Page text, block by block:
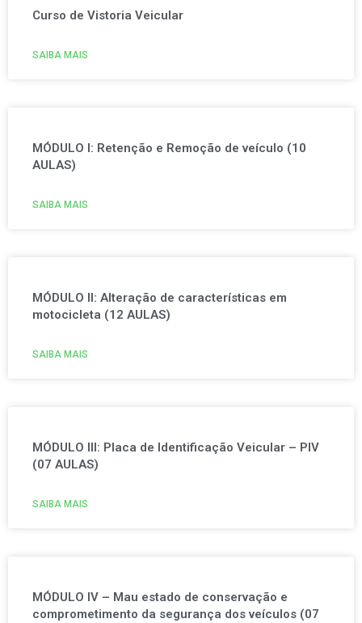
Curso de Vistoria Veicular
SAIBA MAIS
MÓDULO I: Retenção e Remoção de veículo (10
AULAS)
SAIBA MAIS
MÓDULO II: Alteração de características em
motocicleta (12 AULAS)
SAIBA MAIS
MÓDULO III: Placa de Identificação Veicular – PIV
(07 AULAS)
SAIBA MAIS
MÓDULO IV – Mau estado de conservação e
comprometimento da segurança dos veículos (07